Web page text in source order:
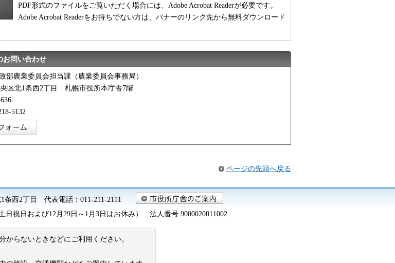
PDF形式のファイルをご覧いただく場合には、Adobe Acrobat Readerが必要です。
Adobe Acrobat Readerをお持ちでない方は、バナーのリンク先から無料ダウンロード
お問い合わせ
部農業委員会担当課（農業委員会事務局）
央区北1条西2丁目 札幌市役所本庁舎7階
5132
ページの先頭へ戻る
1条西2丁目 代表電話：011-211-2111
日祝日および12月29日～1月3日はお休み） 法人番号 9000020011002
からないときなどにご利用ください。